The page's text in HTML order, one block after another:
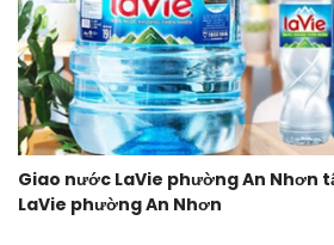
Giao nước LaVie phường An Nhơn
LaVie phường An Nhơn